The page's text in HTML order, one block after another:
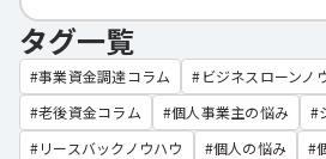
タグ一覧
事業資金調達コラム ビジネスローンノ
老後資金コラム
個人事業主の悩み
リースバックノウハウ
個人の悩み